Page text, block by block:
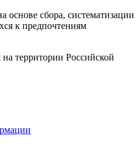
основе сбора, систематизации
к предпочтениям
территории Российской